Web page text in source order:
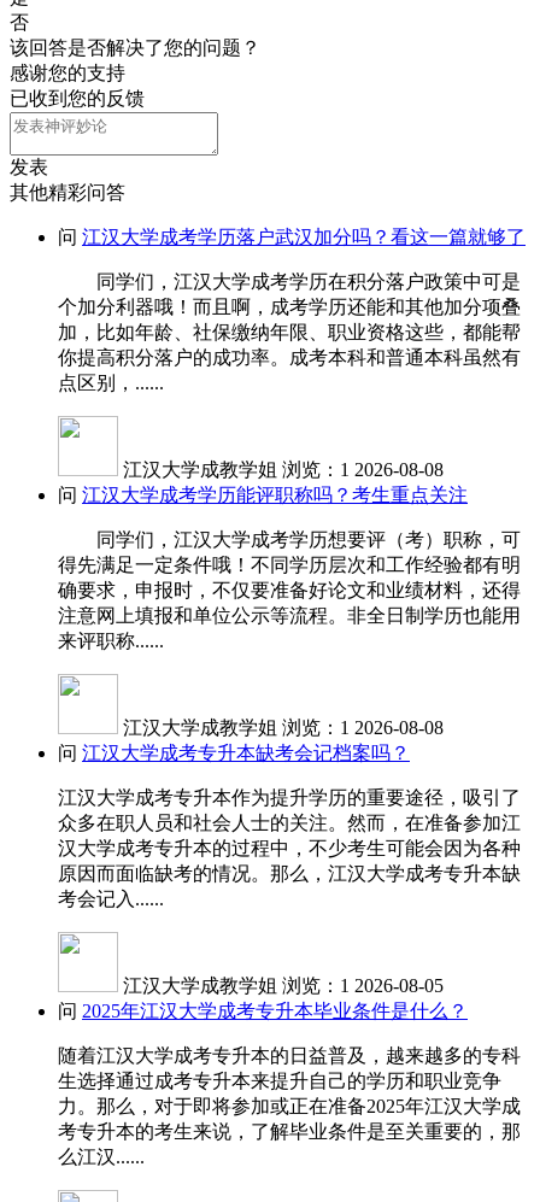
否
该回答是否解决了您的问题？
感谢您的支持
已收到您的反馈
发表
其他精彩问答
问 江汉大学成考学历落户武汉加分吗？看这一篇就够了
同学们，江汉大学成考学历在积分落户政策中可是
个加分利器哦！而且啊，成考学历还能和其他加分项叠
加，比如年龄、社保缴纳年限、职业资格这些，都能帮
你提高积分落户的成功率。成考本科和普通本科虽然有
点区别，......
江汉大学成教学姐 浏览：1 2026-08-08
问 江汉大学成考学历能评职称吗？考生重点关注
同学们，江汉大学成考学历想要评（考）职称，可
得先满足一定条件哦！不同学历层次和工作经验都有明
确要求，申报时，不仅要准备好论文和业绩材料，还得
注意网上填报和单位公示等流程。非全日制学历也能用
来评职称......
江汉大学成教学姐 浏览：1 2026-08-08
问 江汉大学成考专升本缺考会记档案吗？
江汉大学成考专升本作为提升学历的重要途径，吸引了
众多在职人员和社会人士的关注。然而，在准备参加江
汉大学成考专升本的过程中，不少考生可能会因为各种
原因而面临缺考的情况。那么，江汉大学成考专升本缺
考会记入......
江汉大学成教学姐 浏览：1 2026-08-05
问 2025年江汉大学成考专升本毕业条件是什么？
随着江汉大学成考专升本的日益普及，越来越多的专科
生选择通过成考专升本来提升自己的学历和职业竞争
力。那么，对于即将参加或正在准备2025年江汉大学成
考专升本的考生来说，了解毕业条件是至关重要的，那
么江汉......